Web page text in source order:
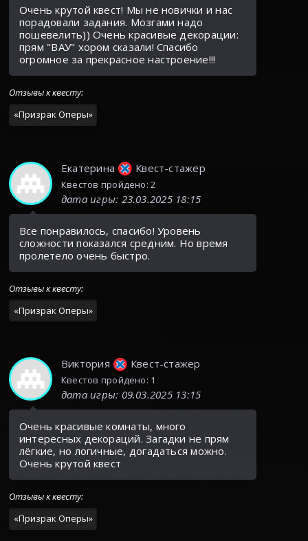
Очень крутой квест! Мы не новички и нас
порадовали задания. Мозгами надо
пошевелить)) Очень красивые декорации:
прям "ВАУ" хором сказали! Спасибо
огромное за прекрасное настроение!!!
Отзывы к квесту:
«Призрак Оперы»
Екатерина Квест-стажер
Квестов пройдено: 2
дата игры: 23.03.2025 18:15
Все понравилось, спасибо! Уровень
сложности показался средним. Но время
пролетело очень быстро.
Отзывы к квесту:
«Призрак Оперы»
Виктория Квест-стажер
Квестов пройдено: 1
дата игры: 09.03.2025 13:15
Очень красивые комнаты, много
интересных декораций. Загадки не прям
лёгкие, но логичные, догадаться можно.
Очень крутой квест
Отзывы к квесту:
«Призрак Оперы»